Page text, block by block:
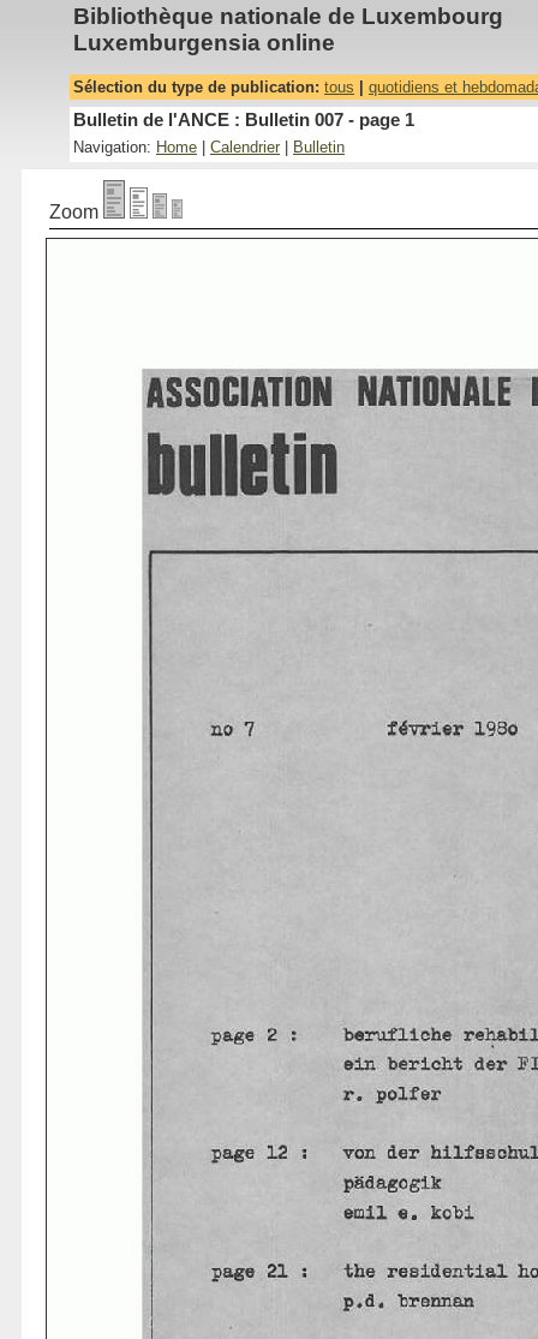
Bibliothèque nationale de Luxembourg
Luxemburgensia online
Sélection du type de publication: tous quotidiens et
Bulletin de l'ANCE : Bulletin 007 - page 1
Navigation: Home Calendrier Bulletin
Zoom